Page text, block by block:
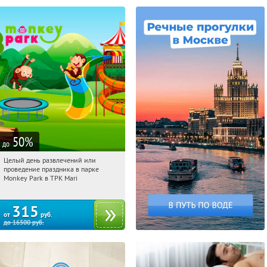
до 50%
12:31:45 Купили:
Братиславская
Целый день развлечений или
проведение праздника в парке
Monkey Park в ТРК Mari
от 315 руб.
до16500руб.